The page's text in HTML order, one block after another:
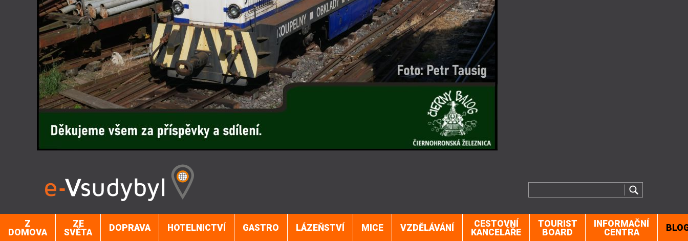
Z
DOMOVA
ZE
SVĚTA
DOPRAVA HOTELNICTVÍ GASTRO LÁZEŇSTVÍ MICE VZDĚLÁVÁNÍ
CESTOVNÍ
KANCELÁŘE
TOURIST
BOARD
INFORMAČNÍ
CENTRA